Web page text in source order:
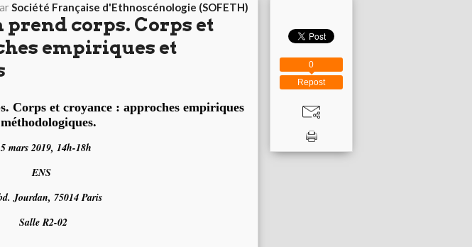
Société Française d'Ethnoscénologie (SOFETH)
corps. Corps et
empiriques et
Corps et croyance : approches empiriques
mars 2019, 14h-18h
ENS
Jourdan, 75014 Paris
Salle R2-02
Repost
0